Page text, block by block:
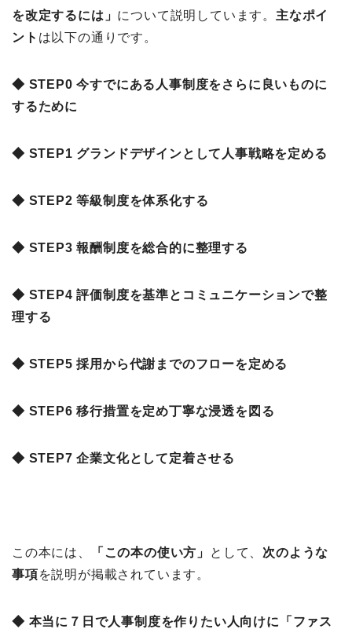
を改定するには 」 について説明しています。 主なポイ
ント は以下の通りです。
◆ STEP0 今すでにある人事制度をさらに良いものに
するために
◆ STEP1 グランドデザインとして人事戦略を定める
◆ STEP2 等級制度を体系化する
◆ STEP3 報酬制度を総合的に整理する
◆ STEP4 評価制度を基準とコミュニケーションで整
理する
◆ STEP5 採用から代謝までのフローを定める
◆ STEP6 移行措置を定め丁寧な浸透を図る
◆ STEP7 企業文化として定着させる
この本には、 「この本の使い方」 として、 次のような
事項を説明が掲載されています。
◆ 本当に７日で人事制度を作りたい人向けに「ファス